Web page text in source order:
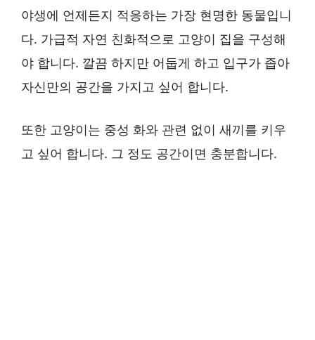
야생에 언제든지 적응하는 가장 현명한 동물입니
다. 가급적 자연 친화적으로 고양이 집을 구성해
야 합니다. 깔끔 하지만 어둡게 하고 입구가 좁아
자신만의 공간을 가지고 싶어 합니다.
또한 고양이는 중성 화와 관련 없이 새끼를 키우
고 싶어 합니다. 그 정도 공간이면 충분합니다.